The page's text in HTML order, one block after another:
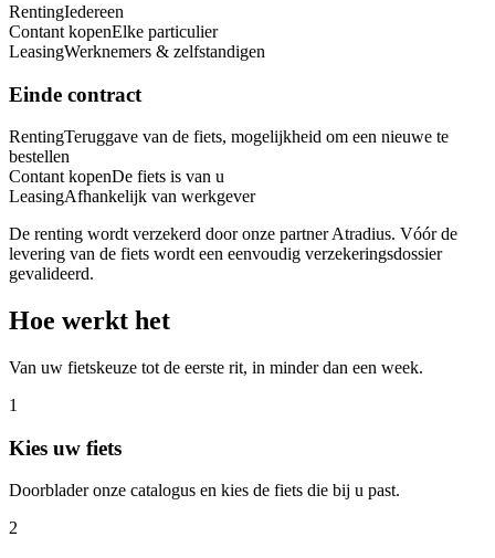
RentingIedereen
Contant kopenElke particulier
LeasingWerknemers & zelfstandigen
Einde contract
RentingTeruggave van de fiets, mogelijkheid om een nieuwe te
bestellen
Contant kopenDe fiets is van u
LeasingAfhankelijk van werkgever
De renting wordt verzekerd door onze partner Atradius. Vóór de
levering van de fiets wordt een eenvoudig verzekeringsdossier
gevalideerd.
Hoe werkt het
Van uw fietskeuze tot de eerste rit, in minder dan een week.
1
Kies uw fiets
Doorblader onze catalogus en kies de fiets die bij u past.
2